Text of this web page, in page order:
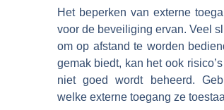
Het beperken van externe
voor de beveiliging ervan. Veel
om op afstand te worden
gemak biedt, kan het ook
niet goed wordt beheerd.
welke externe toegang ze